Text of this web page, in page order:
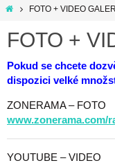
HomeFOTO + VIDEO
FOTO +
Pokud se chcete
dispozici velké
ZONERAMA – FOTO
www.zonerama.com/
YOUTUBE – VIDEO